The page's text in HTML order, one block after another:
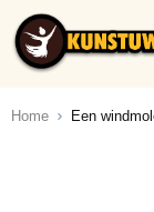
Ga naar de inhoud
Home Een